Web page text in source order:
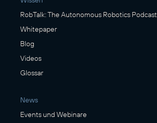
RobTalk: The Autonomous Robotics Podcast
Whitepaper
Blog
Videos
Glossar
News
Events und Webinare